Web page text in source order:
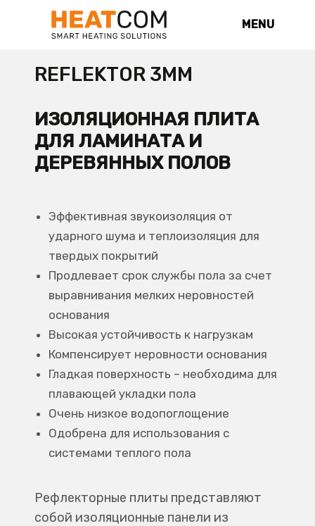
MENU
REFLEKTOR 3MM
ИЗОЛЯЦИОННАЯ ПЛИТА
ДЛЯ ЛАМИНАТА И
ДЕРЕВЯННЫХ ПОЛОВ
Эффективная звукоизоляция от
ударного шума и теплоизоляция для
твердых покрытий
Продлевает срок службы пола за счет
выравнивания мелких неровностей
основания
Высокая устойчивость к нагрузкам
Компенсирует неровности основания
Гладкая поверхность – необходима для
плавающей укладки пола
Очень низкое водопоглощение
Одобрена для использования с
системами теплого пола
Рефлекторные плиты представляют
собой изоляционные панели из